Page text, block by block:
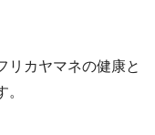
リカヤマネの健康と